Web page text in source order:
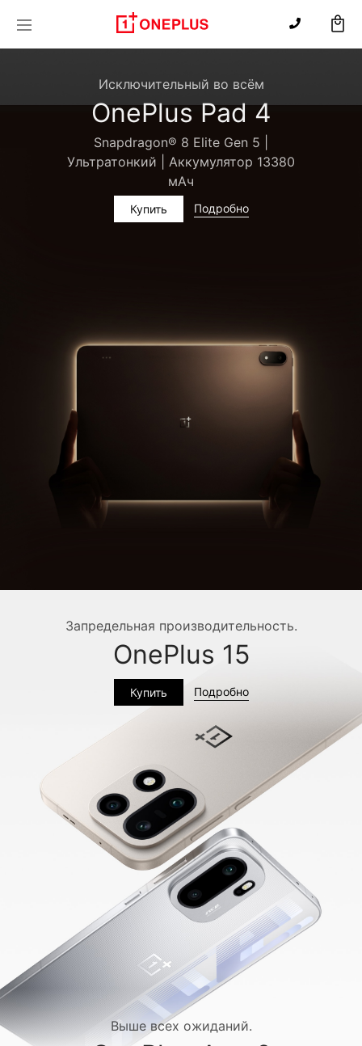
Исключительный во всём
OnePlus Pad 4
Snapdragon® 8 Elite Gen 5 |
Ультратонкий | Аккумулятор 13380
мАч
Купить Подробно
Запредельная производительность.
OnePlus 15
Купить Подробно
Выше всех ожиданий.